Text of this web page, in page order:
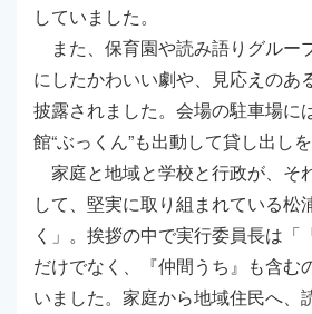
していました。
また、保育園や読み語りグルー
にしたかわいい劇や、見応えのあ
披露されました。会場の駐車場に
館“ぶっくん”も出動して貸し出しを
家庭と地域と学校と行政が、そ
して、堅実に取り組まれている松
く」。挨拶の中で実行委員長は「
だけでなく、『仲間うち』も含む
いました。家庭から地域住民へ、